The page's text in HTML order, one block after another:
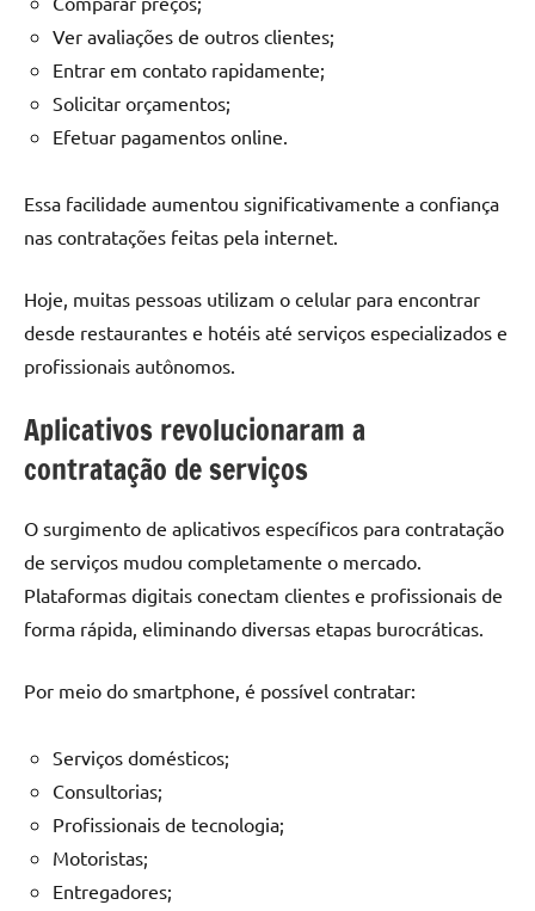
Ver avaliações de outros clientes;
Entrar em contato rapidamente;
Solicitar orçamentos;
Efetuar pagamentos online.
Essa facilidade aumentou significativamente a confiança
nas contratações feitas pela internet.
Hoje, muitas pessoas utilizam o celular para encontrar
desde restaurantes e hotéis até serviços especializados e
profissionais autônomos.
Aplicativos revolucionaram a
contratação de serviços
O surgimento de aplicativos específicos para contratação
de serviços mudou completamente o mercado.
Plataformas digitais conectam clientes e profissionais de
forma rápida, eliminando diversas etapas burocráticas.
Por meio do smartphone, é possível contratar:
Serviços domésticos;
Consultorias;
Profissionais de tecnologia;
Motoristas;
Entregadores;